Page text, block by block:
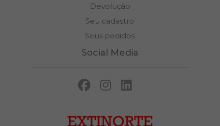
Devolução
Seu cadastro
Seus pedidos
Social Media